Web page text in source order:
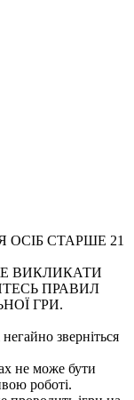
ОСІБ СТАРШЕ 21
ВИКЛИКАТИ
ПРАВИЛ
ГРИ.
зверніться
не може бути
роботі.